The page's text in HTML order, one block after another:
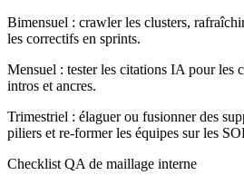
Bimensuel : crawler les clusters,
les correctifs en sprints.
Mensuel : tester les citations IA pour les
intros et ancres.
Trimestriel : élaguer ou fusionner des
piliers et re-former les équipes sur les
Checklist QA de maillage interne